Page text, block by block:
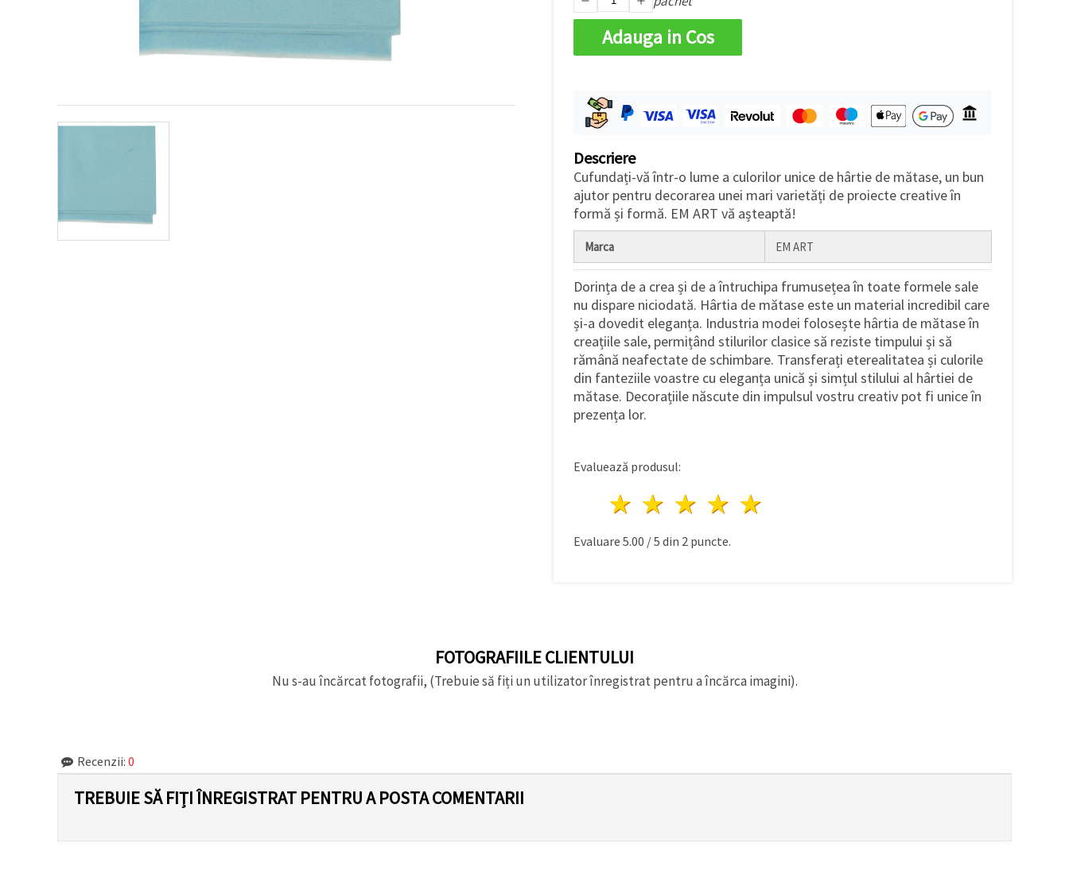
Adauga in Cos
Descriere
Cufundați-vă într-o lume a culorilor unice de hârtie de mătase, un bun
ajutor pentru decorarea unei mari varietăți de proiecte creative în
formă și formă. EM ART vă așteaptă!
Marca EM ART
Dorința de a crea și de a întruchipa frumusețea în toate formele sale
nu dispare niciodată. Hârtia de mătase este un material incredibil care
și-a dovedit eleganța. Industria modei folosește hârtia de mătase în
creațiile sale, permițând stilurilor clasice să reziste timpului și să
rămână neafectate de schimbare. Transferați eterealitatea și culorile
din fanteziile voastre cu eleganța unică și simțul stilului al hârtiei de
mătase. Decorațiile născute din impulsul vostru creativ pot fi unice în
prezența lor.
Evaluează produsul:
4 stele
3 stele
2 stele
1 stea
Evaluare 5.00 /5 din 2 puncte.
FOTOGRAFIILE CLIENTULUI
Nu s-au încărcat fotografii, (Trebuie să fiți un utilizator înregistrat pentru a încărca imagini).
Recenzii: 0
TREBUIE SĂ FIȚI ÎNREGISTRAT PENTRU A POSTA COMENTARII